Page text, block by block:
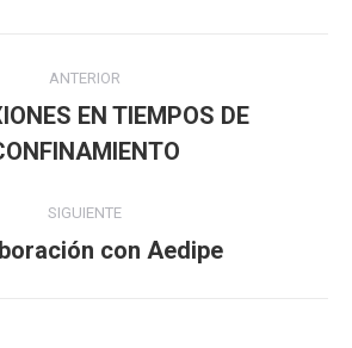
ANTERIOR
Publicación
anterior:
EN TIEMPOS DE
SIGUIENTE
Publicación
con Aedipe